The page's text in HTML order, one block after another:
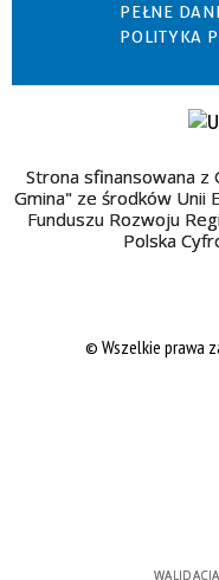
PEŁNE
POLITYKA
Strona sfinansowana z
Gmina" ze środków Unii
Funduszu Rozwoju
Polska
© Wszelkie prawa